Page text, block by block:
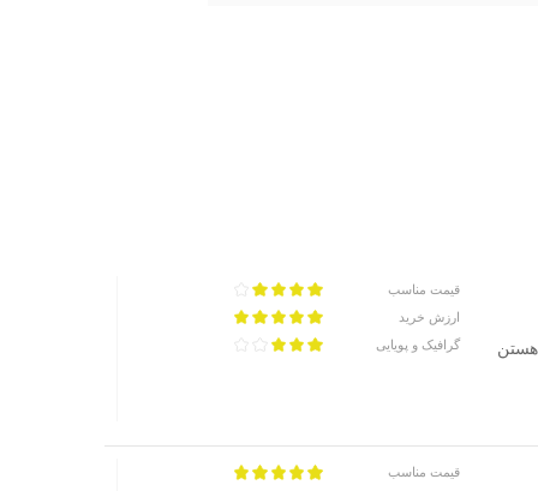
هستن
قیمت مناسب
ارزش خرید
گرافیک و پویایی
قیمت مناسب